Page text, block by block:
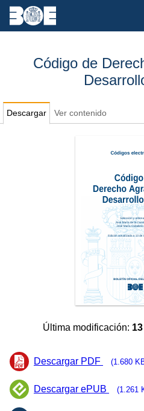
Código de
Descargar Ver contenido
Última modificación:
Descargar PDF (1.680
Descargar ePUB (1.261